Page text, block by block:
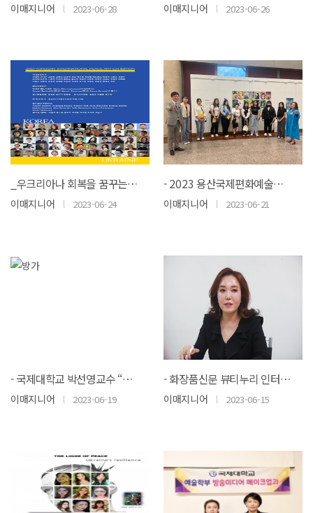
이매지니어 l 2023-06-28 이매지니어 l 2023-06-26
_우크리아나 회복을 꿈꾸는 "2023 용산국제평화예술정"...국제대박선영교수 초대작가로 선..
이매지니어 l 2023-06-24
- 2023 용산국제편화예술전 개막식 -
이매지니어 l 2023-06-21
- 국제대학교 박선영교수 “2023 용산국제평화예술전” 초대작가로 선정 -
이매지니어 l 2023-06-19
- 화장품신문 뷰티누리 인터뷰_
이매지니어 l 2023-06-15